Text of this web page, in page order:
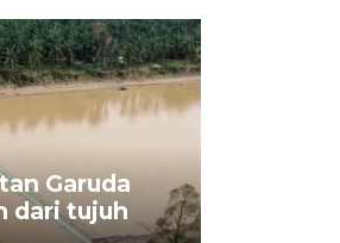
Garuda
dari tujuh